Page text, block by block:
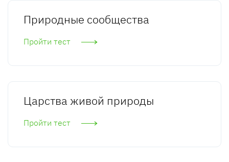
Природные сообщества
Пройти тест
Царства живой природы
Пройти тест